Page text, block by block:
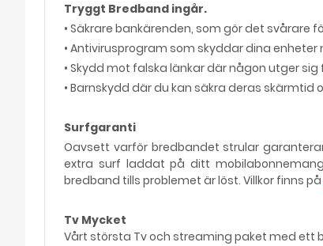
Tryggt Bredband ingår.
• Säkrare bankärenden, som gör det
• Antivirusprogram som skyddar dina enheter
• Skydd mot falska länkar där någon utger
• Barnskydd där du kan säkra deras
Surfgaranti
Oavsett varför bredbandet strular
extra surf laddat på ditt
bredband tills problemet är löst. Villkor finns på
Tv Mycket
Vårt största Tv och streaming paket med ett